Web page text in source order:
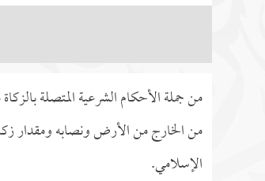
من جملة الأحكام الشرعية المتصلة
من الخارج من الأرض ونصابه ومقدار
الإسلامي.